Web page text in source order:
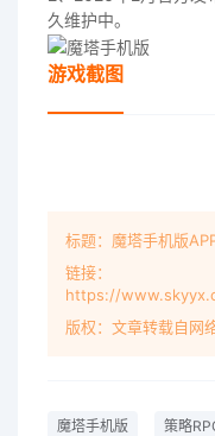
久维护中。
游戏截图
标题：魔塔手机版
链接：
https://
版权：文章转载自网
魔塔手机版 策略